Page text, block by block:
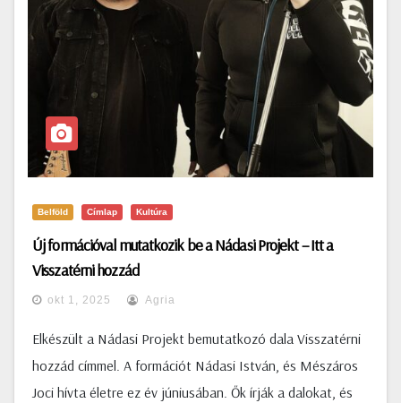
Belföld Címlap Kultúra
Új formációval mutatkozik be a Nádasi Projekt – Itt a
Visszatérni hozzád
okt 1, 2025 Agria
Elkészült a Nádasi Projekt bemutatkozó dala Visszatérni
hozzád címmel. A formációt Nádasi István, és Mészáros
Joci hívta életre ez év júniusában. Ők írják a dalokat, és